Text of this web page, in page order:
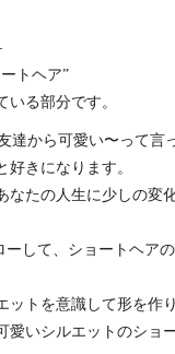
トヘア”
いる部分です。
達から可愛い〜って言
好きになります。
なたの人生に少しの変
ーして、ショートヘア
ットを意識して形を作
愛いシルエットのショ